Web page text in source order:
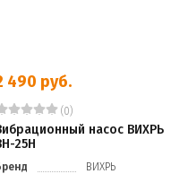
490 руб.
(0)
насос ВИХРЬ
25Н
ВИХРЬ